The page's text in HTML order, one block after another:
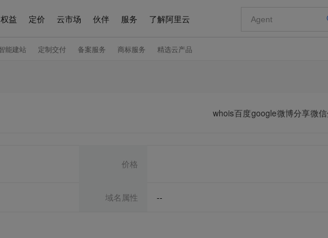
whois百度google微博分享微
价格
域名属性 --